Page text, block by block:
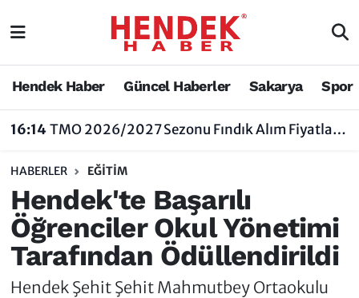
Hendek Haber Güncel Haberler Sakarya Spor
16:14TMO 2026/2027 Sezonu Fındık Alım Fiyatlarını Açıkladı
HABERLER EĞİTİM
Hendek'te Başarılı
Öğrenciler Okul Yönetimi
Tarafından Ödüllendirildi
Hendek Şehit Şehit Mahmutbey Ortaokulu
Hendek Haber
Nöbetçi Eczaneler
Vefat Edenler
Hendek Haber
Hakkında
Hendek Haber Reklam Servisi
Sakarya Nöbetçi Eczaneler
Sakarya Trafik Yoğunluk Haritası
Tüm Manşetler
Son Dakika Haberleri